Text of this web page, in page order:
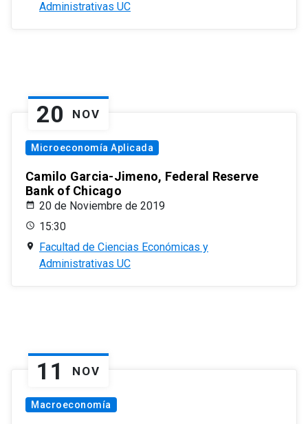
Administrativas UC
20 NOV
Microeconomía Aplicada
Camilo Garcia-Jimeno, Federal Reserve
Bank of Chicago
20 de Noviembre de 2019
15:30
Facultad de Ciencias Económicas y
Administrativas UC
11 NOV
Macroeconomía